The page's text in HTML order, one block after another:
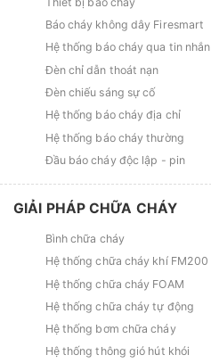
Báo cháy không dây Firesmart
Hệ thống báo cháy qua tin nhắn
Đèn chỉ dẫn thoát nạn
Đèn chiếu sáng sự cố
Hệ thống báo cháy địa chỉ
Hệ thống báo cháy thường
Đầu báo cháy độc lập - pin
GIẢI PHÁP CHỮA CHÁY
Bình chữa cháy
Hệ thống chữa cháy khí FM200
Hệ thống chữa cháy FOAM
Hệ thống chữa cháy tự động
Hệ thống bơm chữa cháy
Hệ thống thông gió hút khói